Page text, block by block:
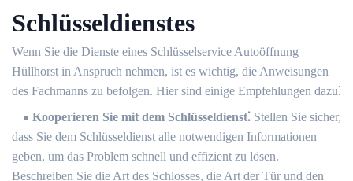
Schlüsseldienstes
Wenn Sie die Dienste eines Schlüsselservice Autoöffnung
Hüllhorst in Anspruch nehmen, ist es wichtig, die Anweisungen
des Fachmanns zu befolgen.​ Hier sind einige Empfehlungen dazu⁚
Kooperieren Sie mit dem Schlüsseldienst⁚ Stellen Sie sicher,
dass Sie dem Schlüsseldienst alle notwendigen Informationen
geben, um das Problem schnell und effizient zu lösen.​
Beschreiben Sie die Art des Schlosses, die Art der Tür und den